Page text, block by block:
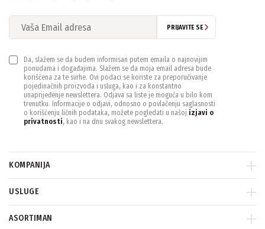
PRIJAVITE SE
Da, slažem se da budem informisan putem emaila o najnovijim
ponudama i događajima. Slažem se da moja email adresa bude
korišćena za te svrhe. Ovi podaci se koriste za preporučivanje
pojedinačnih proizvoda i usluga, kao i za konstantno
unaprijeđenje newslettera. Odjava sa liste je moguća u bilo kom
trenutku. Informacije o odjavi, odnosno o povlačenju saglasnosti
o korišćenju ličnih podataka, možete pogledati u našoj izjavi o
privatnosti, kao i na dnu svakog newslettera.
KOMPANIJA
USLUGE
ASORTIMAN